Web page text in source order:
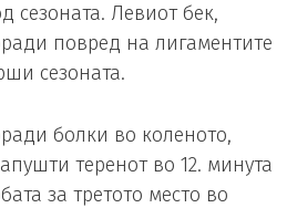
сезоната. Левиот бек,
повред на лигаментите
сезоната.
болки во коленото,
теренот во 12. минута
за третото место во